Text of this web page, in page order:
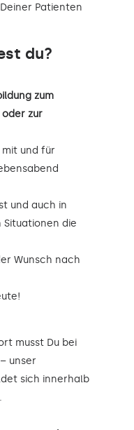
Patienten
du?
zum
zur
mit und für
und auch in
die
Wunsch nach
musst Du bei
unser
sich innerhalb